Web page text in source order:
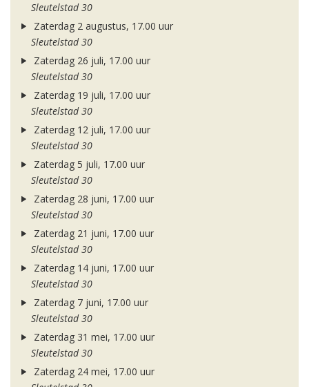
Sleutelstad 30
Zaterdag 2 augustus, 17.00 uur
Sleutelstad 30
Zaterdag 26 juli, 17.00 uur
Sleutelstad 30
Zaterdag 19 juli, 17.00 uur
Sleutelstad 30
Zaterdag 12 juli, 17.00 uur
Sleutelstad 30
Zaterdag 5 juli, 17.00 uur
Sleutelstad 30
Zaterdag 28 juni, 17.00 uur
Sleutelstad 30
Zaterdag 21 juni, 17.00 uur
Sleutelstad 30
Zaterdag 14 juni, 17.00 uur
Sleutelstad 30
Zaterdag 7 juni, 17.00 uur
Sleutelstad 30
Zaterdag 31 mei, 17.00 uur
Sleutelstad 30
Zaterdag 24 mei, 17.00 uur